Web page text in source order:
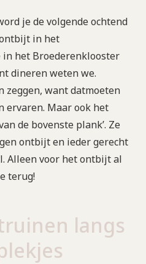
je de volgende ochtend
in het
in het Broederenklooster
dineren weten we.
zeggen, want datmoeten
ervaren. Maar ook het
de bovenste plank’. Ze
ontbijt en ieder gerecht
Alleen voor het ontbijt al
terug!
langs